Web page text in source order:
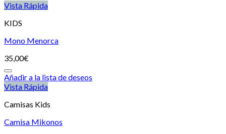
Vista Rápida
KIDS
Mono Menorca
35,00€
Añadir a la lista de deseos
Vista Rápida
Camisas Kids
Camisa Mikonos